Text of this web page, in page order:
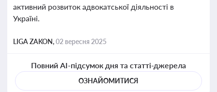
активний розвиток адвокатської діяльності в
Україні.
LIGA ZAKON,02 вересня 2025
Повний AI-підсумок дня та статті-джерела
ОЗНАЙОМИТИСЯ